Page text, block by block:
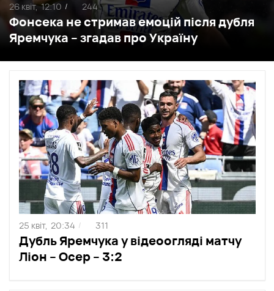
Фонсека не стримав емоцій після дубля
Яремчука – згадав про Україну
26 квіт, 12:10 / 244
Дубль Яремчука у відеоогляді матчу
Ліон – Осер – 3:2
25 квіт, 20:34 / 311